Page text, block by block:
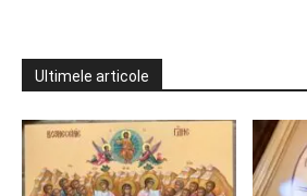
Ultimele articole